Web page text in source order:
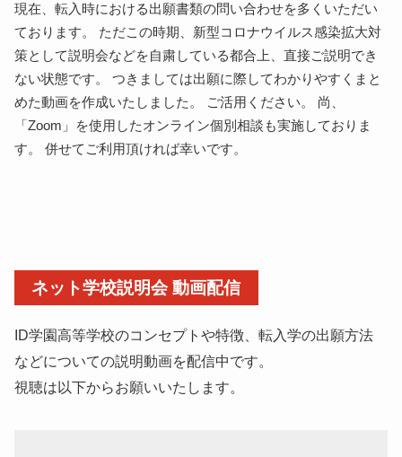
現在、転入時における出願書類の問い合わせを多くいただい
ております。 ただこの時期、新型コロナウイルス感染拡大対
策として説明会などを自粛している都合上、直接ご説明でき
ない状態です。 つきましては出願に際してわかりやすくまと
めた動画を作成いたしました。 ご活用ください。 尚、
「Zoom」を使用したオンライン個別相談も実施しておりま
す。 併せてご利用頂ければ幸いです。
ネット学校説明会 動画配信
ID学園高等学校のコンセプトや特徴、転入学の出願方法
などについての説明動画を配信中です。
視聴は以下からお願いいたします。